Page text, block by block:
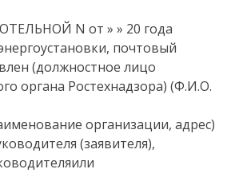
N от » » 20 года
почтовый
(должностное лицо
органа Ростехнадзора) (Ф.И.О.
организации, адрес)
(заявителя),